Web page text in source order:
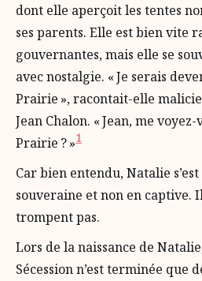
dont elle aperçoit les tentes
ses parents. Elle est bien vite
gouvernantes, mais elle se
avec nostalgie. « Je serais
Prairie », racontait-elle
Jean Chalon. « Jean, me
Prairie ? »1
Car bien entendu, Natalie
souveraine et non en captive.
trompent pas.
Lors de la naissance de
Sécession n’est terminée que